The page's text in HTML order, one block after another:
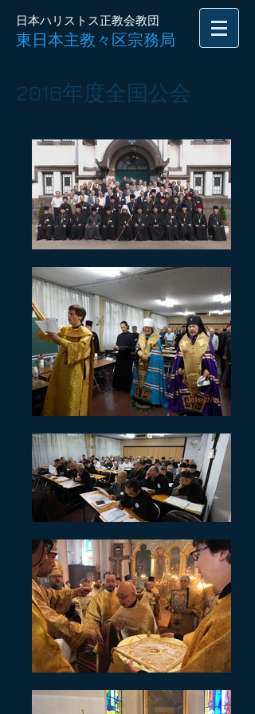
日本ハリストス正教会教団
東日本主教々区宗務局
2016年度全国公会